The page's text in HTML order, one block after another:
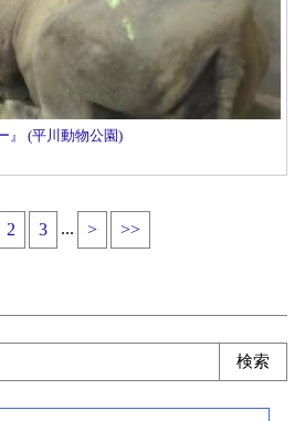
』 (平川動物公園)
2 3 ... > >>